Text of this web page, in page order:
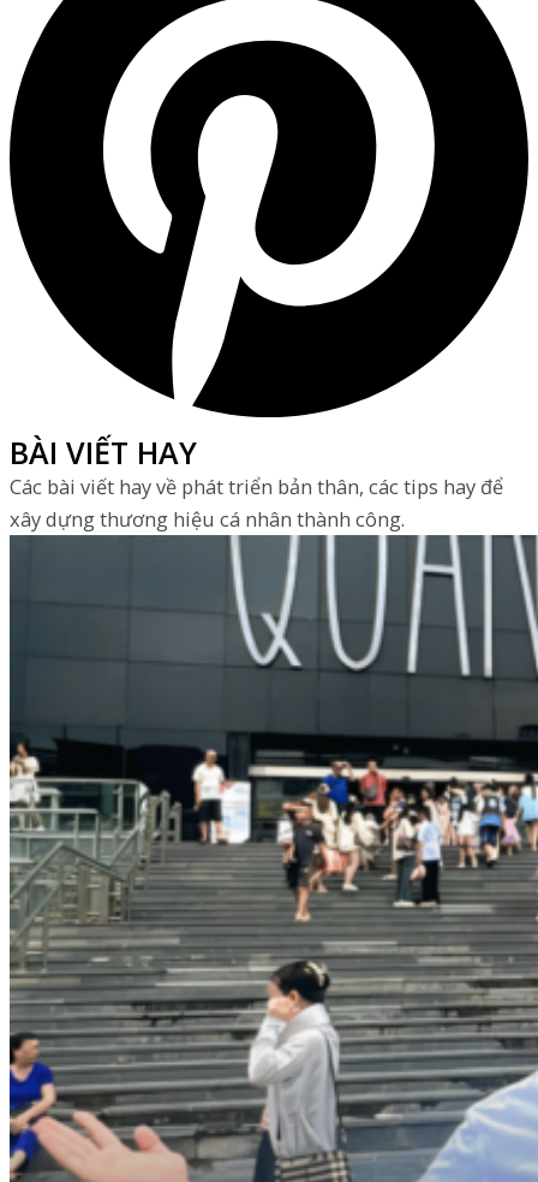
BÀI VIẾT HAY
Các bài viết hay về phát triển bản thân, các tips hay để
xây dựng thương hiệu cá nhân thành công.